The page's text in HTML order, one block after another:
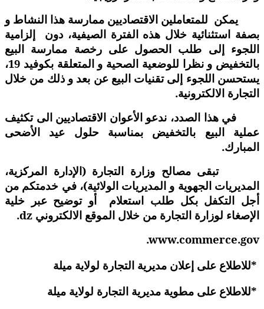
يمكن للمتعاملين الاقتصاديين ممارسة هذا النشاط و
بصفة استثنائية خلال هذه الفترة الصيفية، دون إلزامية
اللجوء إلى طلب الحصول على رخصة ممارسة البيع
بالتخفيض و نظرا للوضعية الصحية و المتعلقة بكوفيد 19،
يستحسن اللجوء إلى تقنيات البيع عن بعد و ذلك من خلال
التجارة الالكترونية.
في هذا الصدد، ندعو الأعوان الاقتصاديين الى تكثيف
عملية البيع بالتخفيض بمناسبة حلول عيد الأضحى
المبارك.
تبقى مصالح وزارة التجارة (الإدارة المركزية،
المديريات الجهوية و المديريات الولائية)، في خدمتكم من
أجل التكفل بكل طلب استعلام أو توضيح عبر خلية
الإصغاء لوزارة التجارة من خلال الموقع الالكتروني dz
.
.www.commerce.gov
*للاطلاع على إعلان مديرية التجارة لولاية ميلة
*للاطلاع على مطوية مديرية التجارة لولاية ميلة